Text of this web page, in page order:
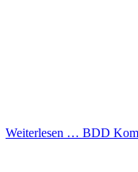
Weiterlesen … BDD